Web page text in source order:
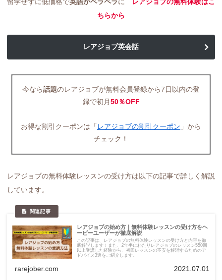
ちらから
レアジョブ英会話
今なら話題のレアジョブが無料会員登録から7日以内の登
録で初月50％OFF
お得な割引クーポンは「 レアジョブの割引クーポン 」から
チェック！
レアジョブの無料体験レッスンの受け方は以下の記事で詳しく解説
しています。
レアジョブの始め方｜無料体験レッスンの受け方をヘ
ービーユーザーが徹底解説
この記事は、レアジョブの無料体験レッスンの受け方と内容を徹
底解説します！また、2年半にわたりレアジョブのレッスン550回
以上受講した経験から、初回レッスンの不安を解消するためのア
ドバイス3選をご紹介します。
rarejober.com 2021.07.01